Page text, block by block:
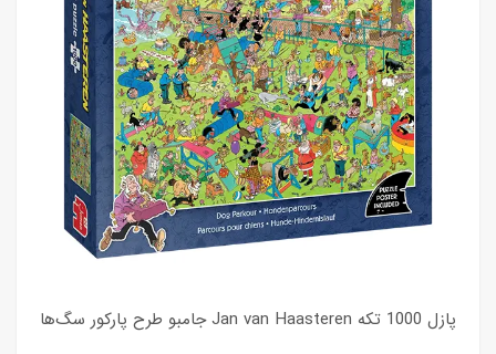
پازل 1000 تکه Jan van Haasteren جامبو طرح پارکور سگ‌ها